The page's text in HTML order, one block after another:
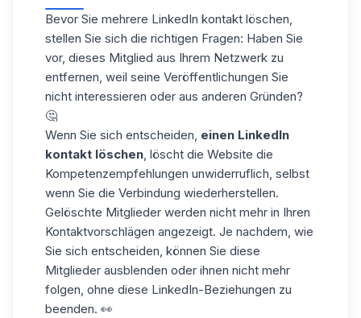
Bevor Sie mehrere LinkedIn kontakt löschen,
stellen Sie sich die richtigen Fragen: Haben Sie
vor, dieses Mitglied aus Ihrem Netzwerk zu
entfernen, weil seine Veröffentlichungen Sie
nicht interessieren oder aus anderen Gründen?
🤔
Wenn Sie sich entscheiden, einen LinkedIn
kontakt löschen, löscht die Website die
Kompetenzempfehlungen unwiderruflich, selbst
wenn Sie die Verbindung wiederherstellen.
Gelöschte Mitglieder werden nicht mehr in Ihren
Kontaktvorschlägen angezeigt. Je nachdem, wie
Sie sich entscheiden, können Sie diese
Mitglieder ausblenden oder ihnen nicht mehr
folgen, ohne diese LinkedIn-Beziehungen zu
beenden. 👀